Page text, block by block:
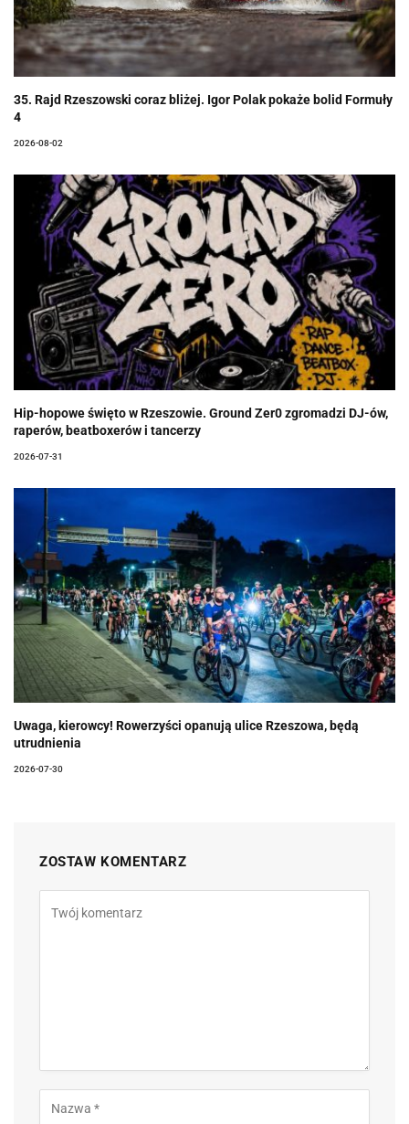
35. Rajd Rzeszowski coraz bliżej. Igor Polak pokaże bolid Formuły
4
2026-08-02
Hip-hopowe święto w Rzeszowie. Ground Zer0 zgromadzi DJ-ów,
raperów, beatboxerów i tancerzy
2026-07-31
Uwaga, kierowcy! Rowerzyści opanują ulice Rzeszowa, będą
utrudnienia
2026-07-30
ZOSTAW KOMENTARZ